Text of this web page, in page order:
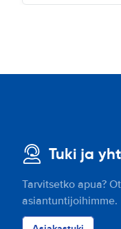
Tuki ja
Tarvitsetko apua?
asiantuntijoihimme.